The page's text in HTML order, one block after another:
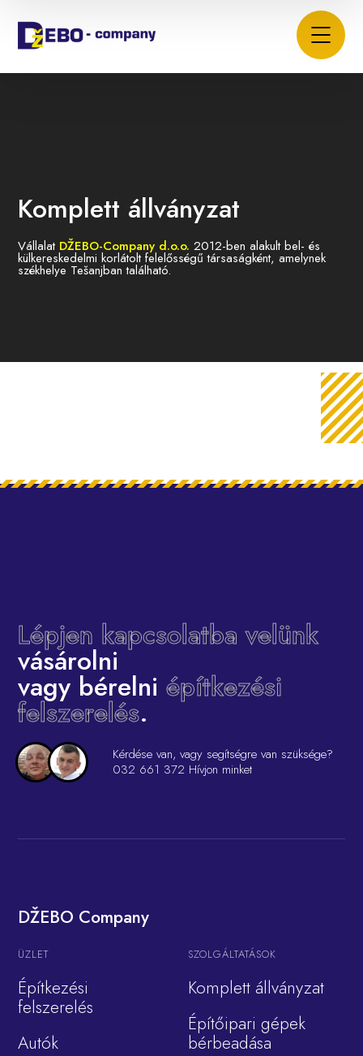
Komplett állványzat
Vállalat DŽEBO-Company d.o.o. 2012-ben alakult bel- és
külkereskedelmi korlátolt felelősségű társaságként, amelynek
székhelye Tešanjban található.
Lépjen kapcsolatba velünk
vásárolni
vagy bérelniépítkezési
felszerelés.
Kérdése van, vagy segítségre van szüksége?
032 661 372 Hívjon minket
DŽEBO Company
ÜZLET
Építkezési
felszerelés
Autók
SZOLGÁLTATÁSOK
Komplett állványzat
Építőipari gépek
bérbeadása